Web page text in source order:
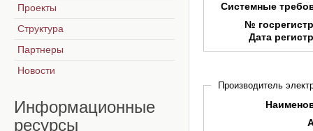
Системные
№
Дата
Производитель
Проекты
Структура
Партнеры
Новости
Информационные
ресурсы